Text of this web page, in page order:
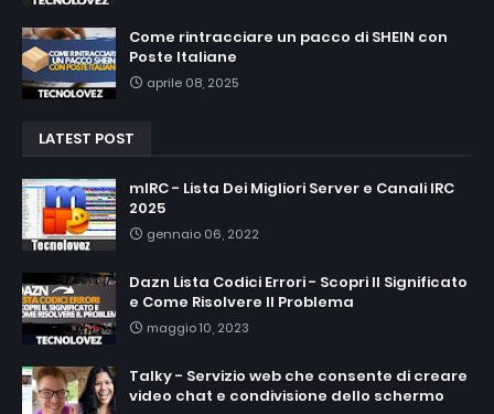
Come rintracciare un pacco di SHEIN con
Poste Italiane
aprile 08, 2025
LATEST POST
mIRC - Lista Dei Migliori Server e Canali IRC
2025
gennaio 06, 2022
Dazn Lista Codici Errori - Scopri Il Significato
e Come Risolvere Il Problema
maggio 10, 2023
Talky - Servizio web che consente di creare
video chat e condivisione dello schermo